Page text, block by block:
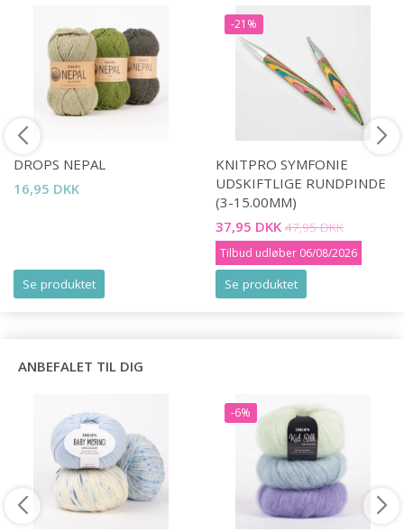
DROPS NEPAL
16,95 DKK
Se produktet
-21%
KNITPRO SYMFONIE
UDSKIFTLIGE RUNDPINDE
(3-15.00MM)
37,95 DKK 47,95 DKK
Tilbud udløber 06/08/2026
Se produktet
ANBEFALET TIL DIG
-6%